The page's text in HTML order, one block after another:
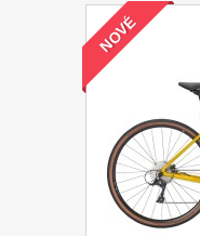
NOVÉ